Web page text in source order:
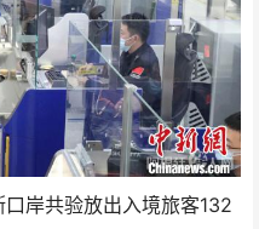
岸共验放出入境旅客132